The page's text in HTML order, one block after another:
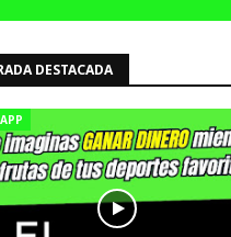
DESTACADA